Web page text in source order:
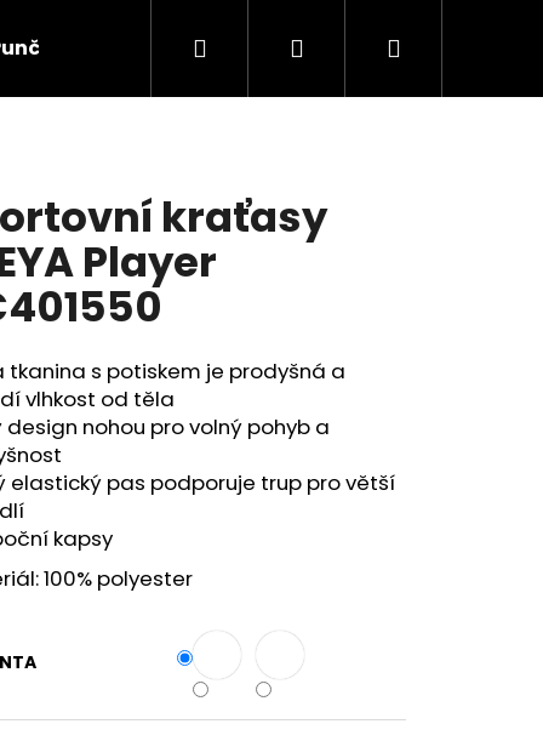
zboží Ponožky Dětské prádlo
Hledat PřihlášeníNákupní
kraťasy
Player
tkanina s potiskem je prodyšná a
vlhkost od těla
design nohou pro volný pohyb a
elastický pas podporuje trup pro větší
kapsy
100% polyester